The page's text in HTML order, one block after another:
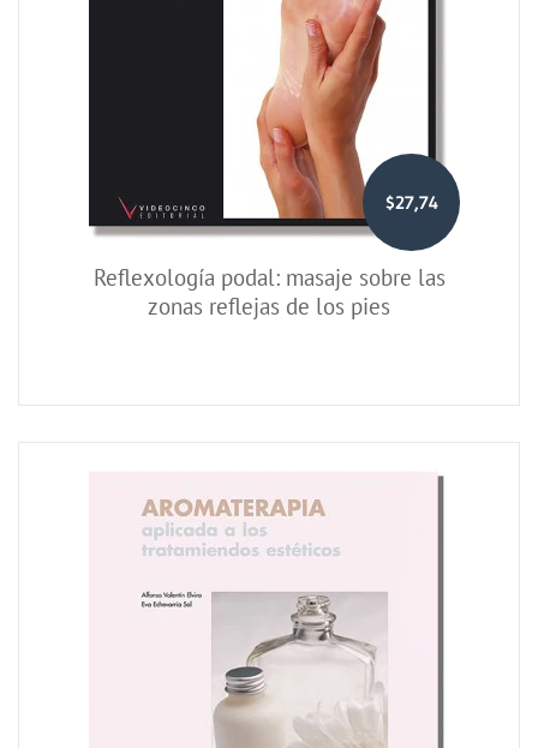
$27,74
Reflexología podal: masaje sobre las
zonas reflejas de los pies